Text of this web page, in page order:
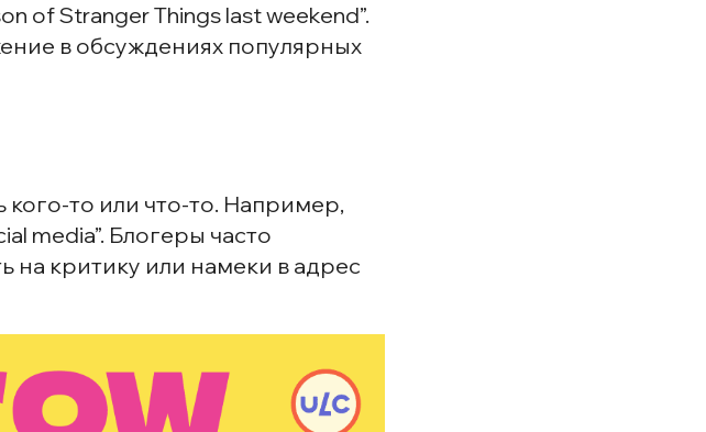
of Stranger Things last weekend”.
в обсуждениях популярных
кого-то или что-то. Например,
media”. Блогеры часто
на критику или намеки в адрес